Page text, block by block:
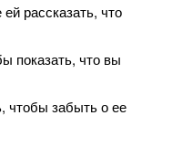
рассказать, что
показать, что вы
чтобы забыть о ее